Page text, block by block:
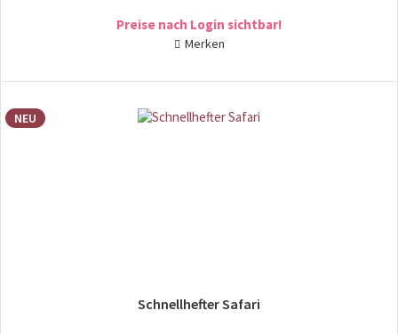
Preise nach Login sichtbar!
Merken
NEU
Schnellhefter Safari